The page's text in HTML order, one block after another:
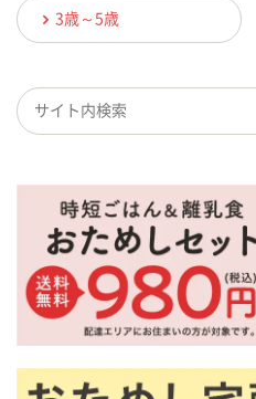
3歳～5歳
検索キーワード入力